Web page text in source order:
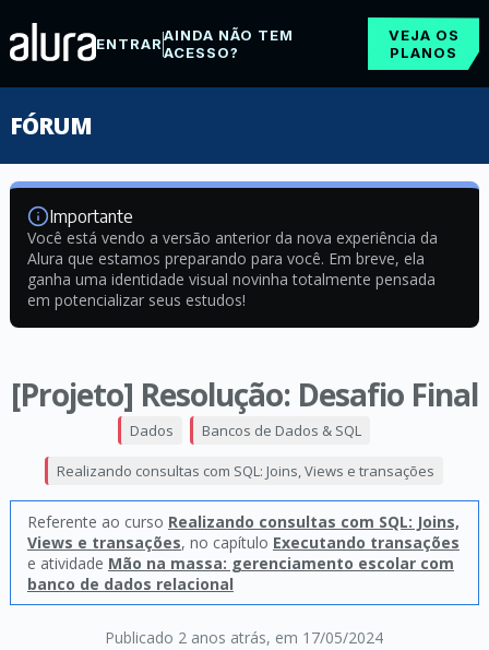
ENTRARAINDA NÃO TEM
ACESSO?
VEJA OS
PLANOS
FÓRUM
Importante
Você está vendo a versão anterior da nova experiência da
Alura que estamos preparando para você. Em breve, ela
ganha uma identidade visual novinha totalmente pensada
em potencializar seus estudos!
[Projeto] Resolução: Desafio Final
Publicado 2 anos atrás, em 17/05/2024
Dados Bancos de Dados & SQL
Realizando consultas com SQL: Joins, Views e transações
Referente ao curso Realizando consultas com SQL: Joins,
Views e transações, no capítulo Executando transações
e atividade Mão na massa: gerenciamento escolar com
banco de dados relacional